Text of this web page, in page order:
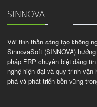
SINNOVA
Với tinh thần sáng tạo không
SinnovaSoft (SINNOVA)
pháp ERP chuyên biệt đáng
nghệ hiện đại và quy trình vận
phá và phát triển bền vững